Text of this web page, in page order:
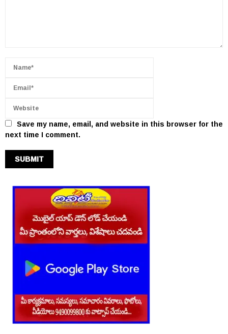
Save my name, email, and website in this browser for the
next time I comment.